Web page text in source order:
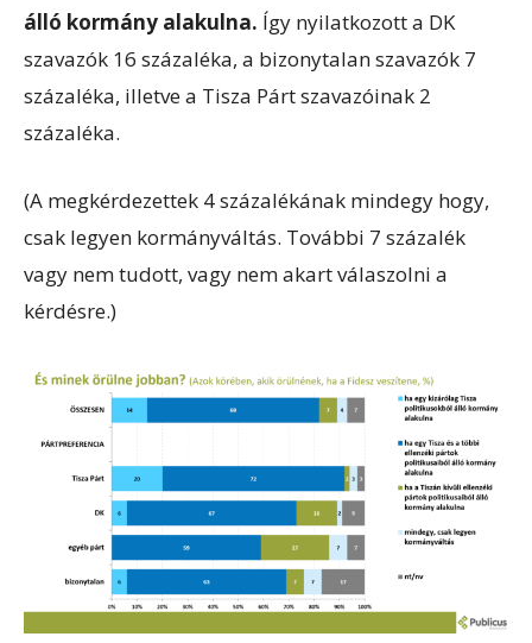
álló kormány alakulna. Így nyilatkozott a DK
szavazók 16 százaléka, a bizonytalan szavazók 7
százaléka, illetve a Tisza Párt szavazóinak 2
százaléka.
(A megkérdezettek 4 százalékának mindegy hogy,
csak legyen kormányváltás. További 7 százalék
vagy nem tudott, vagy nem akart válaszolni a
kérdésre.)